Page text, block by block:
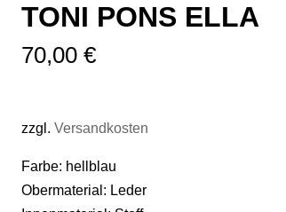
TONI PONS ELLA
70,00€
zzgl.Versandkosten
Farbe: hellblau
Obermaterial: Leder